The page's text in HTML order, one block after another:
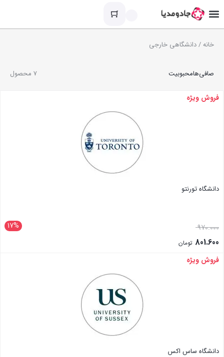
خانه/ دانشگاهی خارجی
7 محصول صافی‌هامحبوبیت
فروش ویژه
دانشگاه تورنتو
17% 970.000
801.600 تومان
بستن
فروش ویژه
دانشگاه ساس اکس